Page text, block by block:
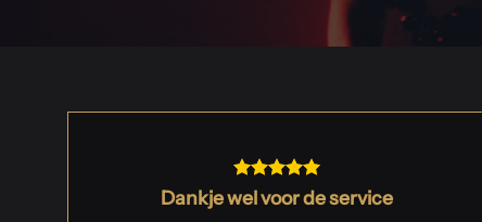
Dankje wel voor de service